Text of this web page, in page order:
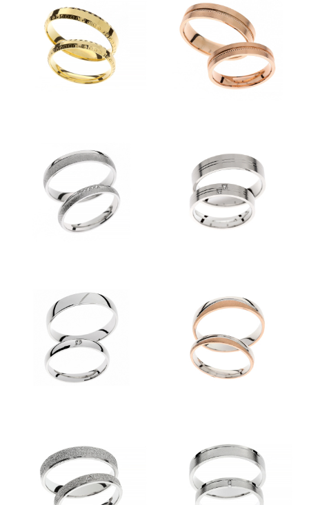
Kolekcije
KOLEKCIJA CLASSIC
KOLEKCIJA LINEA
KOLEKCIJA ESENCA
Predstavitev
POROČNI PRSTANI F523
POŠLJI ZAPRI